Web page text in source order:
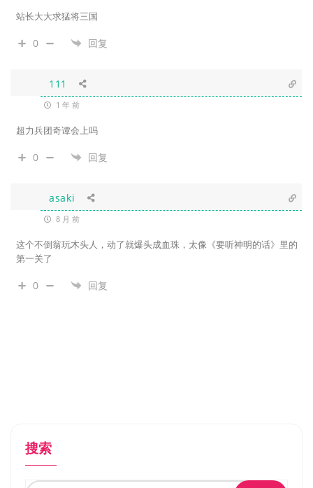
站长大大求猛将三国
0 回复
111
1 年 前
超力兵团奇谭会上吗
0 回复
asaki
8 月 前
这个不倒翁玩木头人，动了就爆头成血珠，太像《要听神明的话》里的
第一关了
0 回复
搜索